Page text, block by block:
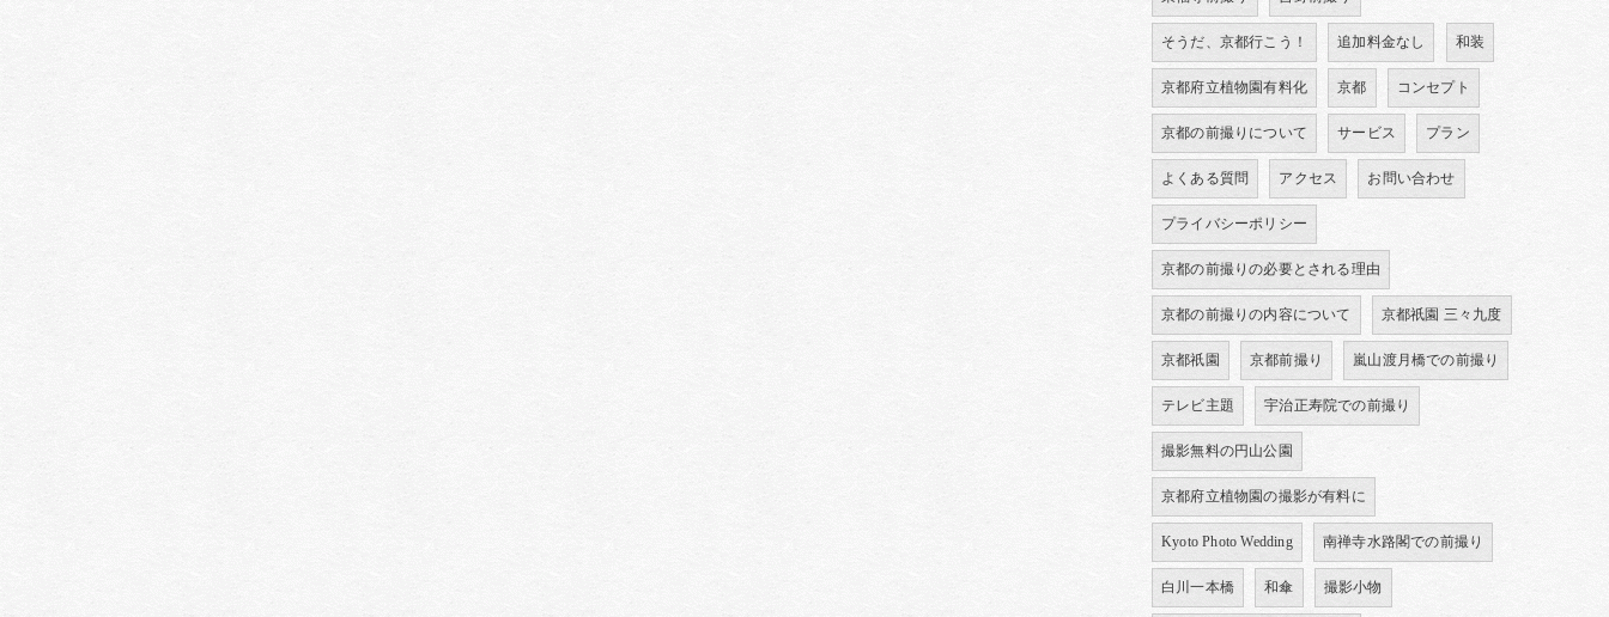
そうだ、京都行こう！ 追加料金なし 和装
京都府立植物園有料化 京都 コンセプト
京都の前撮りについて サービス プラン
よくある質問 アクセス お問い合わせ
プライバシーポリシー
京都の前撮りの必要とされる理由
京都の前撮りの内容について 京都祇園 三々九度
京都祇園 京都前撮り 嵐山渡月橋での前撮り
テレビ主題 宇治正寿院での前撮り
撮影無料の円山公園
京都府立植物園の撮影が有料に
Kyoto Photo Wedding 南禅寺水路閣での前撮り
白川一本橋 和傘 撮影小物